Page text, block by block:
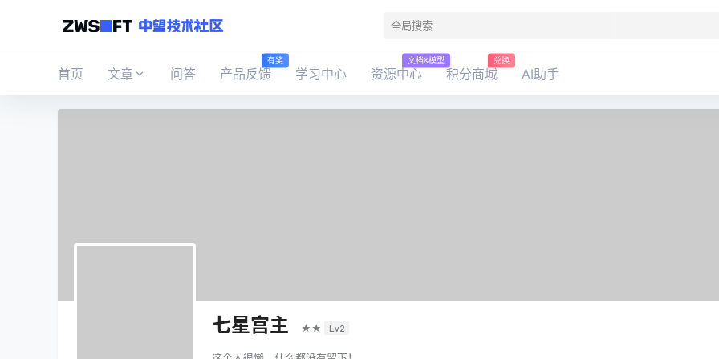
首页 文章 问答 产品反馈
有奖
学习中心 资源中心
文档&模型
积分商城
兑换
AI助手
七星宫主 ★★ Lv2